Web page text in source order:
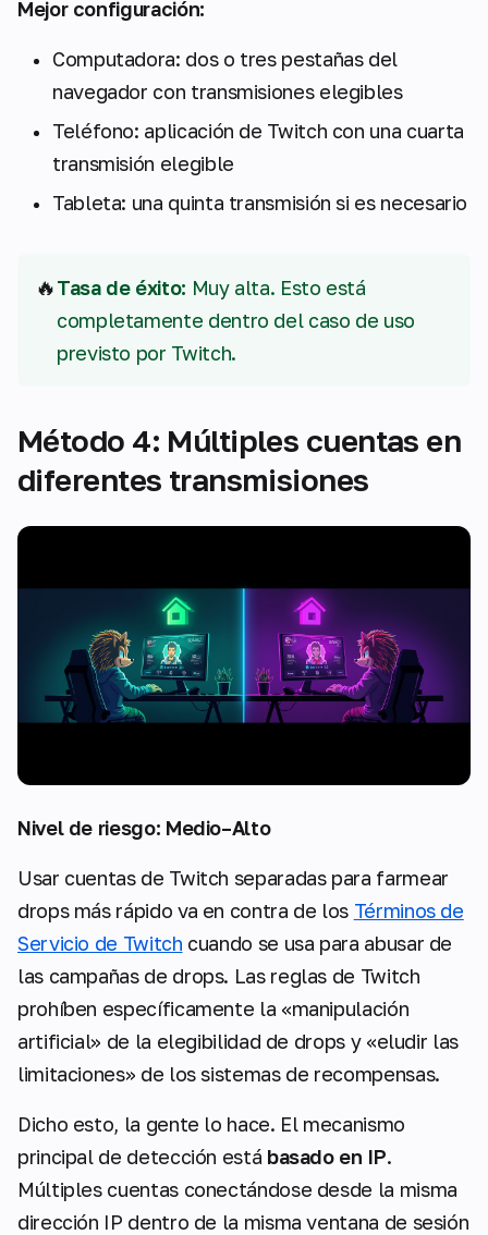
Mejor configuración:
Computadora: dos o tres pestañas del
navegador con transmisiones elegibles
Teléfono: aplicación de Twitch con una cuarta
transmisión elegible
Tableta: una quinta transmisión si es necesario
🔥Tasa de éxito: Muy alta. Esto está
completamente dentro del caso de uso
previsto por Twitch.
Método 4: Múltiples cuentas en
diferentes transmisiones
Nivel de riesgo: Medio–Alto
Usar cuentas de Twitch separadas para farmear
drops más rápido va en contra de los Términos de
Servicio de Twitch cuando se usa para abusar de
las campañas de drops. Las reglas de Twitch
prohíben específicamente la «manipulación
artificial» de la elegibilidad de drops y «eludir las
limitaciones» de los sistemas de recompensas.
Dicho esto, la gente lo hace. El mecanismo
principal de detección está basado en IP.
Múltiples cuentas conectándose desde la misma
dirección IP dentro de la misma ventana de sesión